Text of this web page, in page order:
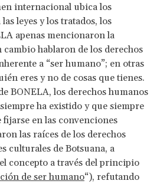
internacional ubica los
leyes y los tratados, los
apenas mencionaron la
cambio hablaron de los derechos
a “ser humano”; en otras
eres y no de cosas que tienes.
BONELA, los derechos humanos
ha existido y que siempre
en las convenciones
las raíces de los derechos
culturales de Botsuana, a
concepto a través del principio
de ser humano“), refutando